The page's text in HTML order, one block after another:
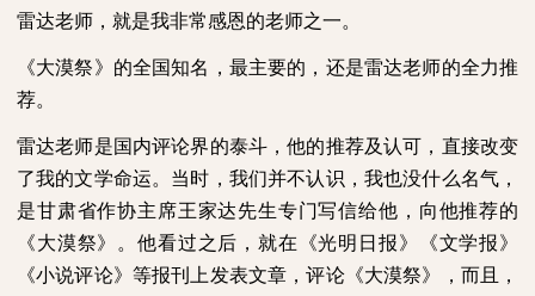
雷达老师，就是我非常感恩的老师之一。
《大漠祭》的全国知名，最主要的，还是雷达老师的全力推
荐。
雷达老师是国内评论界的泰斗，他的推荐及认可，直接改变
了我的文学命运。当时，我们并不认识，我也没什么名气，
是甘肃省作协主席王家达先生专门写信给他，向他推荐的
《大漠祭》。他看过之后，就在《光明日报》《文学报》
《小说评论》等报刊上发表文章，评论《大漠祭》，而且，